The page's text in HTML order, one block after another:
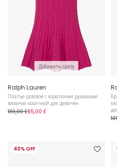
Добавить сразу
Ralph Lauren
Платье розовое с короткими рукавами
вязаное косичкой для девочек
130,00 £65,00 £
40% OFF